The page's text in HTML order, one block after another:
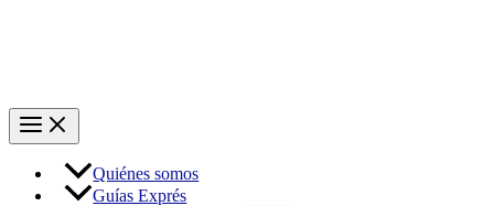
Quiénes somos
Guías Exprés